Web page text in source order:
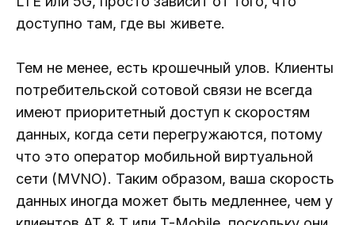
доступно там, где вы живете.
Тем не менее, есть крошечный улов. Клиенты
потребительской сотовой связи не всегда
имеют приоритетный доступ к скоростям
данных, когда сети перегружаются, потому
что это оператор мобильной виртуальной
сети (MVNO). Таким образом, ваша скорость
данных иногда может быть медленнее, чем у